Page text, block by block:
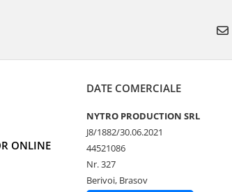
ONLINE
DATE COMERCIALE
NYTRO PRODUCTION SRL
J8/1882/30.06.2021
44521086
Nr. 327
Berivoi, Brasov